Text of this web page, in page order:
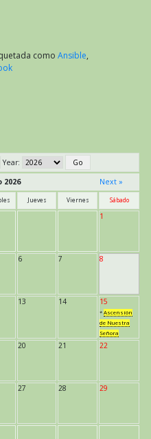
como Ansible,
Year:
2026 Next »
Jueves Viernes Sábado
1
6 7 8
13 14 15
* Ascensión
de Nuestra
Señora
20 21 22
27 28 29